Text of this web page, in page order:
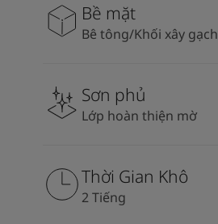
Bề mặt
Bê tông/Khối xây gạch
Sơn phủ
Lớp hoàn thiện mờ
Thời Gian Khô
2 Tiếng